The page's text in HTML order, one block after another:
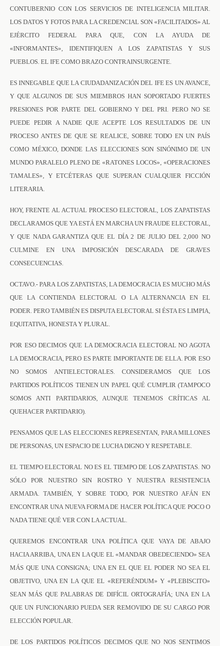
CONTUBERNIO CON LOS SERVICIOS DE INTELIGENCIA MILITAR.
LOS DATOS Y FOTOS PARA LA CREDENCIAL SON «FACILITADOS» AL
EJÉRCITO FEDERAL PARA QUE, CON LA AYUDA DE
«INFORMANTES», IDENTIFIQUEN A LOS ZAPATISTAS Y SUS
PUEBLOS. EL IFE COMO BRAZO CONTRAINSURGENTE.
ES INNEGABLE QUE LA CIUDADANIZACIÓN DEL IFE ES UN AVANCE,
Y QUE ALGUNOS DE SUS MIEMBROS HAN SOPORTADO FUERTES
PRESIONES POR PARTE DEL GOBIERNO Y DEL PRI. PERO NO SE
PUEDE PEDIR A NADIE QUE ACEPTE LOS RESULTADOS DE UN
PROCESO ANTES DE QUE SE REALICE, SOBRE TODO EN UN PAÍS
COMO MÉXICO, DONDE LAS ELECCIONES SON SINÓNIMO DE UN
MUNDO PARALELO PLENO DE «RATONES LOCOS», «OPERACIONES
TAMALES», Y ETCÉTERAS QUE SUPERAN CUALQUIER FICCIÓN
LITERARIA.
HOY, FRENTE AL ACTUAL PROCESO ELECTORAL, LOS ZAPATISTAS
DECLARAMOS QUE YA ESTÁ EN MARCHA UN FRAUDE ELECTORAL,
Y QUE NADA GARANTIZA QUE EL DÍA 2 DE JULIO DEL 2,000 NO
CULMINE EN UNA IMPOSICIÓN DESCARADA DE GRAVES
CONSECUENCIAS.
OCTAVO.- PARA LOS ZAPATISTAS, LA DEMOCRACIA ES MUCHO MÁS
QUE LA CONTIENDA ELECTORAL O LA ALTERNANCIA EN EL
PODER. PERO TAMBIÉN ES DISPUTA ELECTORAL SI ÉSTA ES LIMPIA,
EQUITATIVA, HONESTA Y PLURAL.
POR ESO DECIMOS QUE LA DEMOCRACIA ELECTORAL NO AGOTA
LA DEMOCRACIA, PERO ES PARTE IMPORTANTE DE ELLA. POR ESO
NO SOMOS ANTIELECTORALES. CONSIDERAMOS QUE LOS
PARTIDOS POLÍTICOS TIENEN UN PAPEL QUÉ CUMPLIR (TAMPOCO
SOMOS ANTI PARTIDARIOS, AUNQUE TENEMOS CRÍTICAS AL
QUEHACER PARTIDARIO).
PENSAMOS QUE LAS ELECCIONES REPRESENTAN, PARA MILLONES
DE PERSONAS, UN ESPACIO DE LUCHA DIGNO Y RESPETABLE.
EL TIEMPO ELECTORAL NO ES EL TIEMPO DE LOS ZAPATISTAS. NO
SÓLO POR NUESTRO SIN ROSTRO Y NUESTRA RESISTENCIA
ARMADA. TAMBIÉN, Y SOBRE TODO, POR NUESTRO AFÁN EN
ENCONTRAR UNA NUEVA FORMA DE HACER POLÍTICA QUE POCO O
NADA TIENE QUÉ VER CON LA ACTUAL.
QUEREMOS ENCONTRAR UNA POLÍTICA QUE VAYA DE ABAJO
HACIA ARRIBA, UNA EN LA QUE EL «MANDAR OBEDECIENDO» SEA
MÁS QUE UNA CONSIGNA; UNA EN EL QUE EL PODER NO SEA EL
OBJETIVO, UNA EN LA QUE EL «REFERÉNDUM» Y «PLEBISCITO»
SEAN MÁS QUE PALABRAS DE DIFÍCIL ORTOGRAFÍA; UNA EN LA
QUE UN FUNCIONARIO PUEDA SER REMOVIDO DE SU CARGO POR
ELECCIÓN POPULAR.
DE LOS PARTIDOS POLÍTICOS DECIMOS QUE NO NOS SENTIMOS